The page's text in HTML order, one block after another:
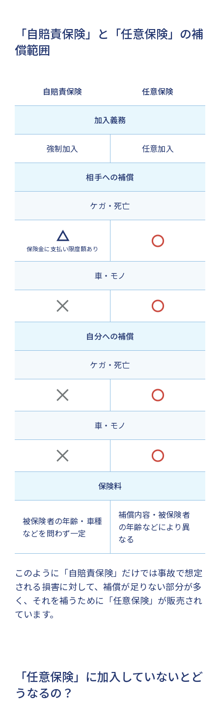
「自賠責保険」と「任意保険」の補
償範囲
自賠責保険 任意保険
加入義務
強制加入 任意加入
相手への補償
ケガ・死亡
保険金に支払い限度額あり
車・モノ
自分への補償
ケガ・死亡
車・モノ
保険料
被保険者の年齢・車種
などを問わず一定
補償内容・被保険者
の年齢などにより異
なる
このように「自賠責保険」だけでは事故で想定
される損害に対して、補償が足りない部分が多
く、それを補うために「任意保険」が販売され
ています。
「任意保険」に加入していないとど
うなるの？